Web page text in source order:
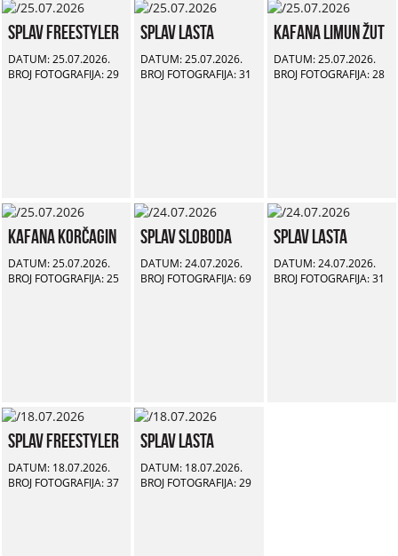
Splav Freestyler
DATUM: 25.07.2026.
BROJ FOTOGRAFIJA: 29
Splav Lasta
DATUM: 25.07.2026.
BROJ FOTOGRAFIJA: 31
Kafana Limun Žut
DATUM: 25.07.2026.
BROJ FOTOGRAFIJA: 28
Kafana Korčagin
DATUM: 25.07.2026.
BROJ FOTOGRAFIJA: 25
Splav Sloboda
DATUM: 24.07.2026.
BROJ FOTOGRAFIJA: 69
Splav Lasta
DATUM: 24.07.2026.
BROJ FOTOGRAFIJA: 31
Splav Freestyler
DATUM: 18.07.2026.
BROJ FOTOGRAFIJA: 37
Splav Lasta
DATUM: 18.07.2026.
BROJ FOTOGRAFIJA: 29